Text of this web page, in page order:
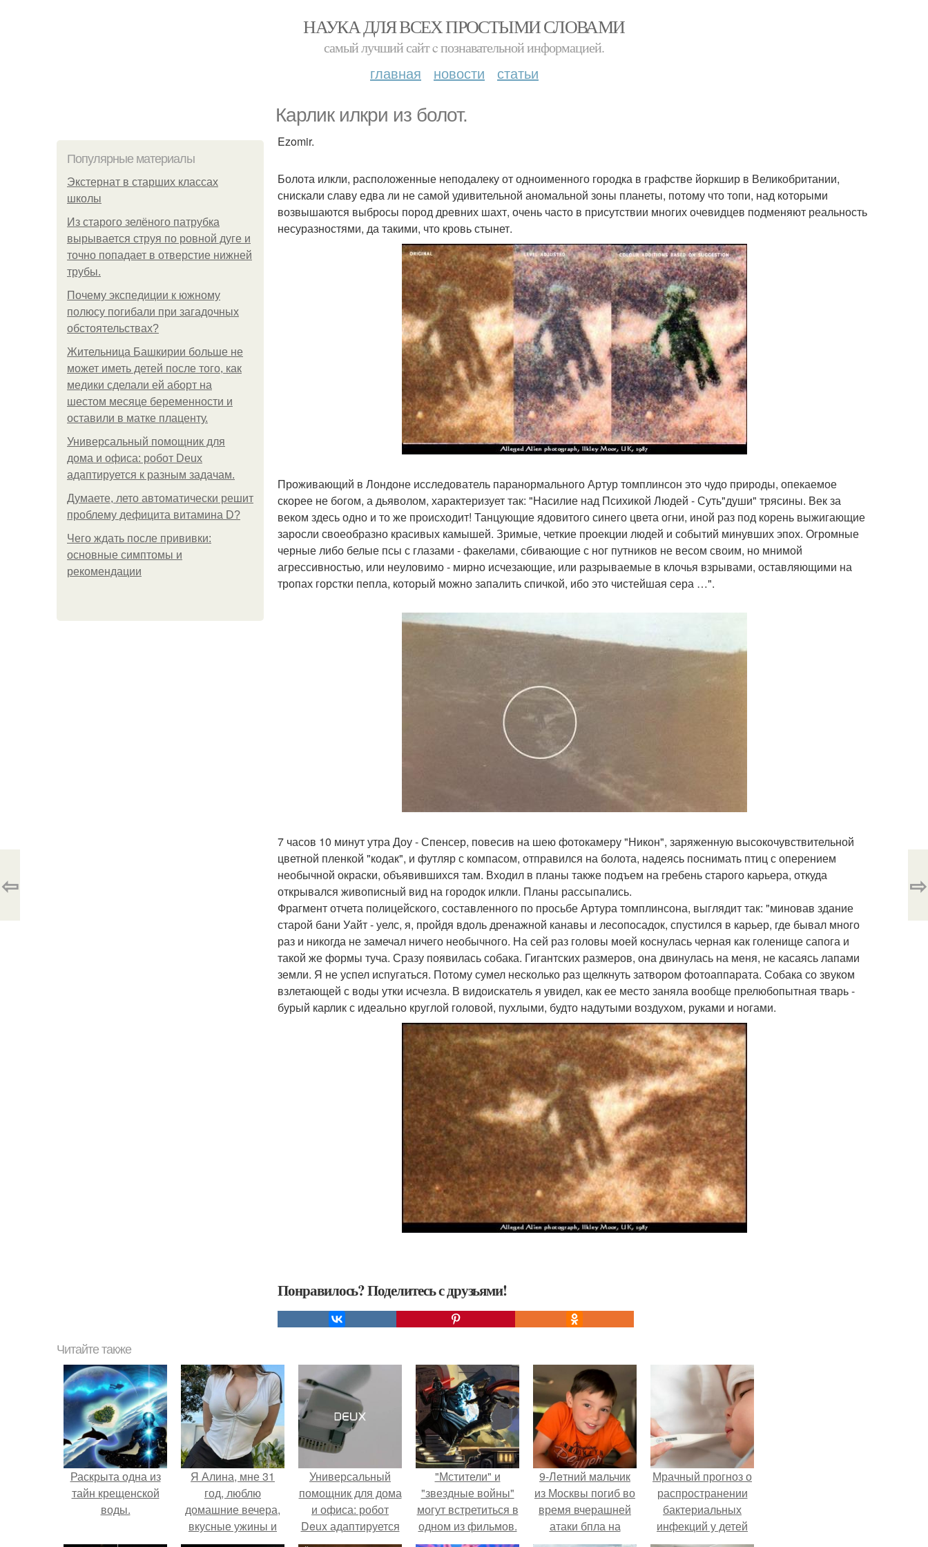
НАУКА ДЛЯ ВСЕХ ПРОСТЫМИ СЛОВАМИ
самый лучший сайт c познавательной информацией.
главная новости статьи
Карлик илкри из болот.
Популярные материалы
Экстернат в старших классах
школы
Из старого зелёного патрубка
вырывается струя по ровной дуге и
точно попадает в отверстие нижней
трубы.
Почему экспедиции к южному
полюсу погибали при загадочных
обстоятельствах?
Жительница Башкирии больше не
может иметь детей после того, как
медики сделали ей аборт на
шестом месяце беременности и
оставили в матке плаценту.
Универсальный помощник для
дома и офиса: робот Deux
адаптируется к разным задачам.
Думаете, лето автоматически решит
проблему дефицита витамина D?
Чего ждать после прививки:
основные симптомы и
рекомендации
Ezomir.
Болота илкли, расположенные неподалеку от одноименного городка в графстве йоркшир в Великобритании,
снискали славу едва ли не самой удивительной аномальной зоны планеты, потому что топи, над которыми
возвышаются выбросы пород древних шахт, очень часто в присутствии многих очевидцев подменяют реальность
несуразностями, да такими, что кровь стынет.
Проживающий в Лондоне исследователь паранормального Артур томплинсон это чудо природы, опекаемое
скорее не богом, а дьяволом, характеризует так: "Насилие над Психикой Людей - Суть"души" трясины. Век за
веком здесь одно и то же происходит! Танцующие ядовитого синего цвета огни, иной раз под корень выжигающие
заросли своеобразно красивых камышей. Зримые, четкие проекции людей и событий минувших эпох. Огромные
черные либо белые псы с глазами - факелами, сбивающие с ног путников не весом своим, но мнимой
агрессивностью, или неуловимо - мирно исчезающие, или разрываемые в клочья взрывами, оставляющими на
тропах горстки пепла, который можно запалить спичкой, ибо это чистейшая сера …".
7 часов 10 минут утра Доу - Спенсер, повесив на шею фотокамеру "Никон", заряженную высокочувствительной
цветной пленкой "кодак", и футляр с компасом, отправился на болота, надеясь поснимать птиц с оперением
необычной окраски, объявившихся там. Входил в планы также подъем на гребень старого карьера, откуда
открывался живописный вид на городок илкли. Планы рассыпались.
Фрагмент отчета полицейского, составленного по просьбе Артура томплинсона, выглядит так: "миновав здание
старой бани Уайт - уелс, я, пройдя вдоль дренажной канавы и лесопосадок, спустился в карьер, где бывал много
раз и никогда не замечал ничего необычного. На сей раз головы моей коснулась черная как голенище сапога и
такой же формы туча. Сразу появилась собака. Гигантских размеров, она двинулась на меня, не касаясь лапами
земли. Я не успел испугаться. Потому сумел несколько раз щелкнуть затвором фотоаппарата. Собака со звуком
взлетающей с воды утки исчезла. В видоискатель я увидел, как ее место заняла вообще прелюбопытная тварь -
бурый карлик с идеально круглой головой, пухлыми, будто надутыми воздухом, руками и ногами.
Понравилось? Поделитесь с друзьями!
⇦ ⇨
Читайте также
Раскрыта одна из
тайн крещенской
воды.
Я Алина, мне 31
год, люблю
домашние вечера,
вкусные ужины и
прогулки после
Универсальный
помощник для дома
и офиса: робот
Deux адаптируется
к разным задачам.
"Мстители" и
"звездные войны"
могут встретиться в
одном из фильмов.
9-Лeтний мaльчик
из Москвы погиб во
время вчерашней
атаки бпла на
пляже под
Мрачный прогноз о
распространении
бактериальных
инфекций у детей
вышел.